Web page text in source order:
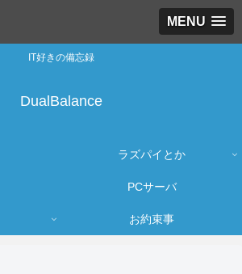
MENU
IT好きの備忘録
DualBalance
ラズパイとか
PCサーバ
お約束事